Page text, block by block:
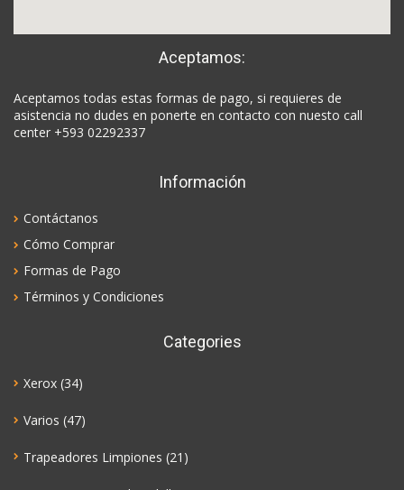
Aceptamos:
Aceptamos todas estas formas de pago, si requieres de
asistencia no dudes en ponerte en contacto con nuesto call
center +593 02292337
Información
Contáctanos
Cómo Comprar
Formas de Pago
Términos y Condiciones
Categories
Xerox (34)
Varios (47)
Trapeadores Limpiones (21)